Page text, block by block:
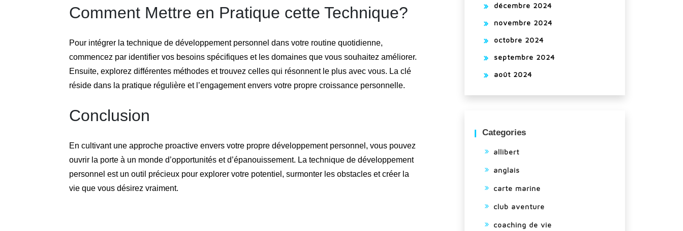
Comment Mettre en Pratique cette Technique?
Pour intégrer la technique de développement personnel dans votre routine quotidienne,
commencez par identifier vos besoins spécifiques et les domaines que vous souhaitez améliorer.
Ensuite, explorez différentes méthodes et trouvez celles qui résonnent le plus avec vous. La clé
réside dans la pratique régulière et l’engagement envers votre propre croissance personnelle.
Conclusion
En cultivant une approche proactive envers votre propre développement personnel, vous pouvez
ouvrir la porte à un monde d’opportunités et d’épanouissement. La technique de développement
personnel est un outil précieux pour explorer votre potentiel, surmonter les obstacles et créer la
vie que vous désirez vraiment.
décembre 2024
novembre 2024
octobre 2024
septembre 2024
août 2024
Categories
allibert
anglais
carte marine
club aventure
coaching de vie